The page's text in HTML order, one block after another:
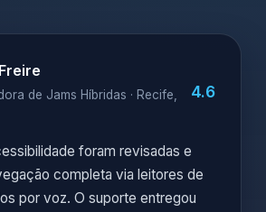
de Jams Híbridas · Recife,
4.6
foram revisadas e
completa via leitores de
por voz. O suporte entregou